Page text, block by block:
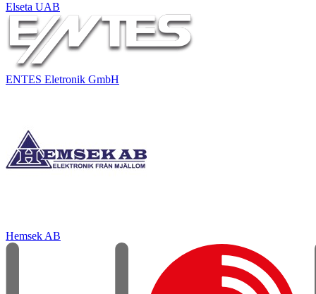
Elseta UAB
ENTES Eletronik GmbH
Hemsek AB